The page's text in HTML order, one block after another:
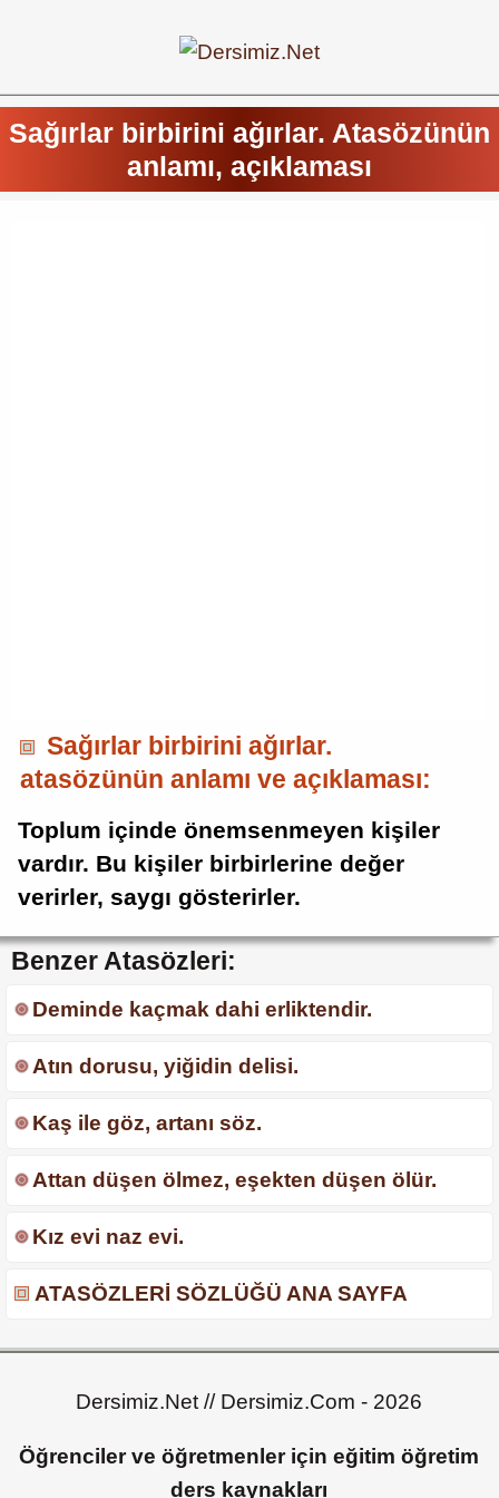
Sağırlar birbirini ağırlar. Atasözünün
anlamı, açıklaması
Sağırlar birbirini ağırlar.
atasözünün anlamı ve açıklaması:
Toplum içinde önemsenmeyen kişiler
vardır. Bu kişiler birbirlerine değer
verirler, saygı gösterirler.
Benzer Atasözleri:
Deminde kaçmak dahi erliktendir.
Atın dorusu, yiğidin delisi.
Kaş ile göz, artanı söz.
Attan düşen ölmez, eşekten düşen ölür.
Kız evi naz evi.
ATASÖZLERİ SÖZLÜĞÜ ANA SAYFA
Dersimiz.Net // Dersimiz.Com - 2026
Öğrenciler ve öğretmenler için eğitim öğretim
ders kaynakları